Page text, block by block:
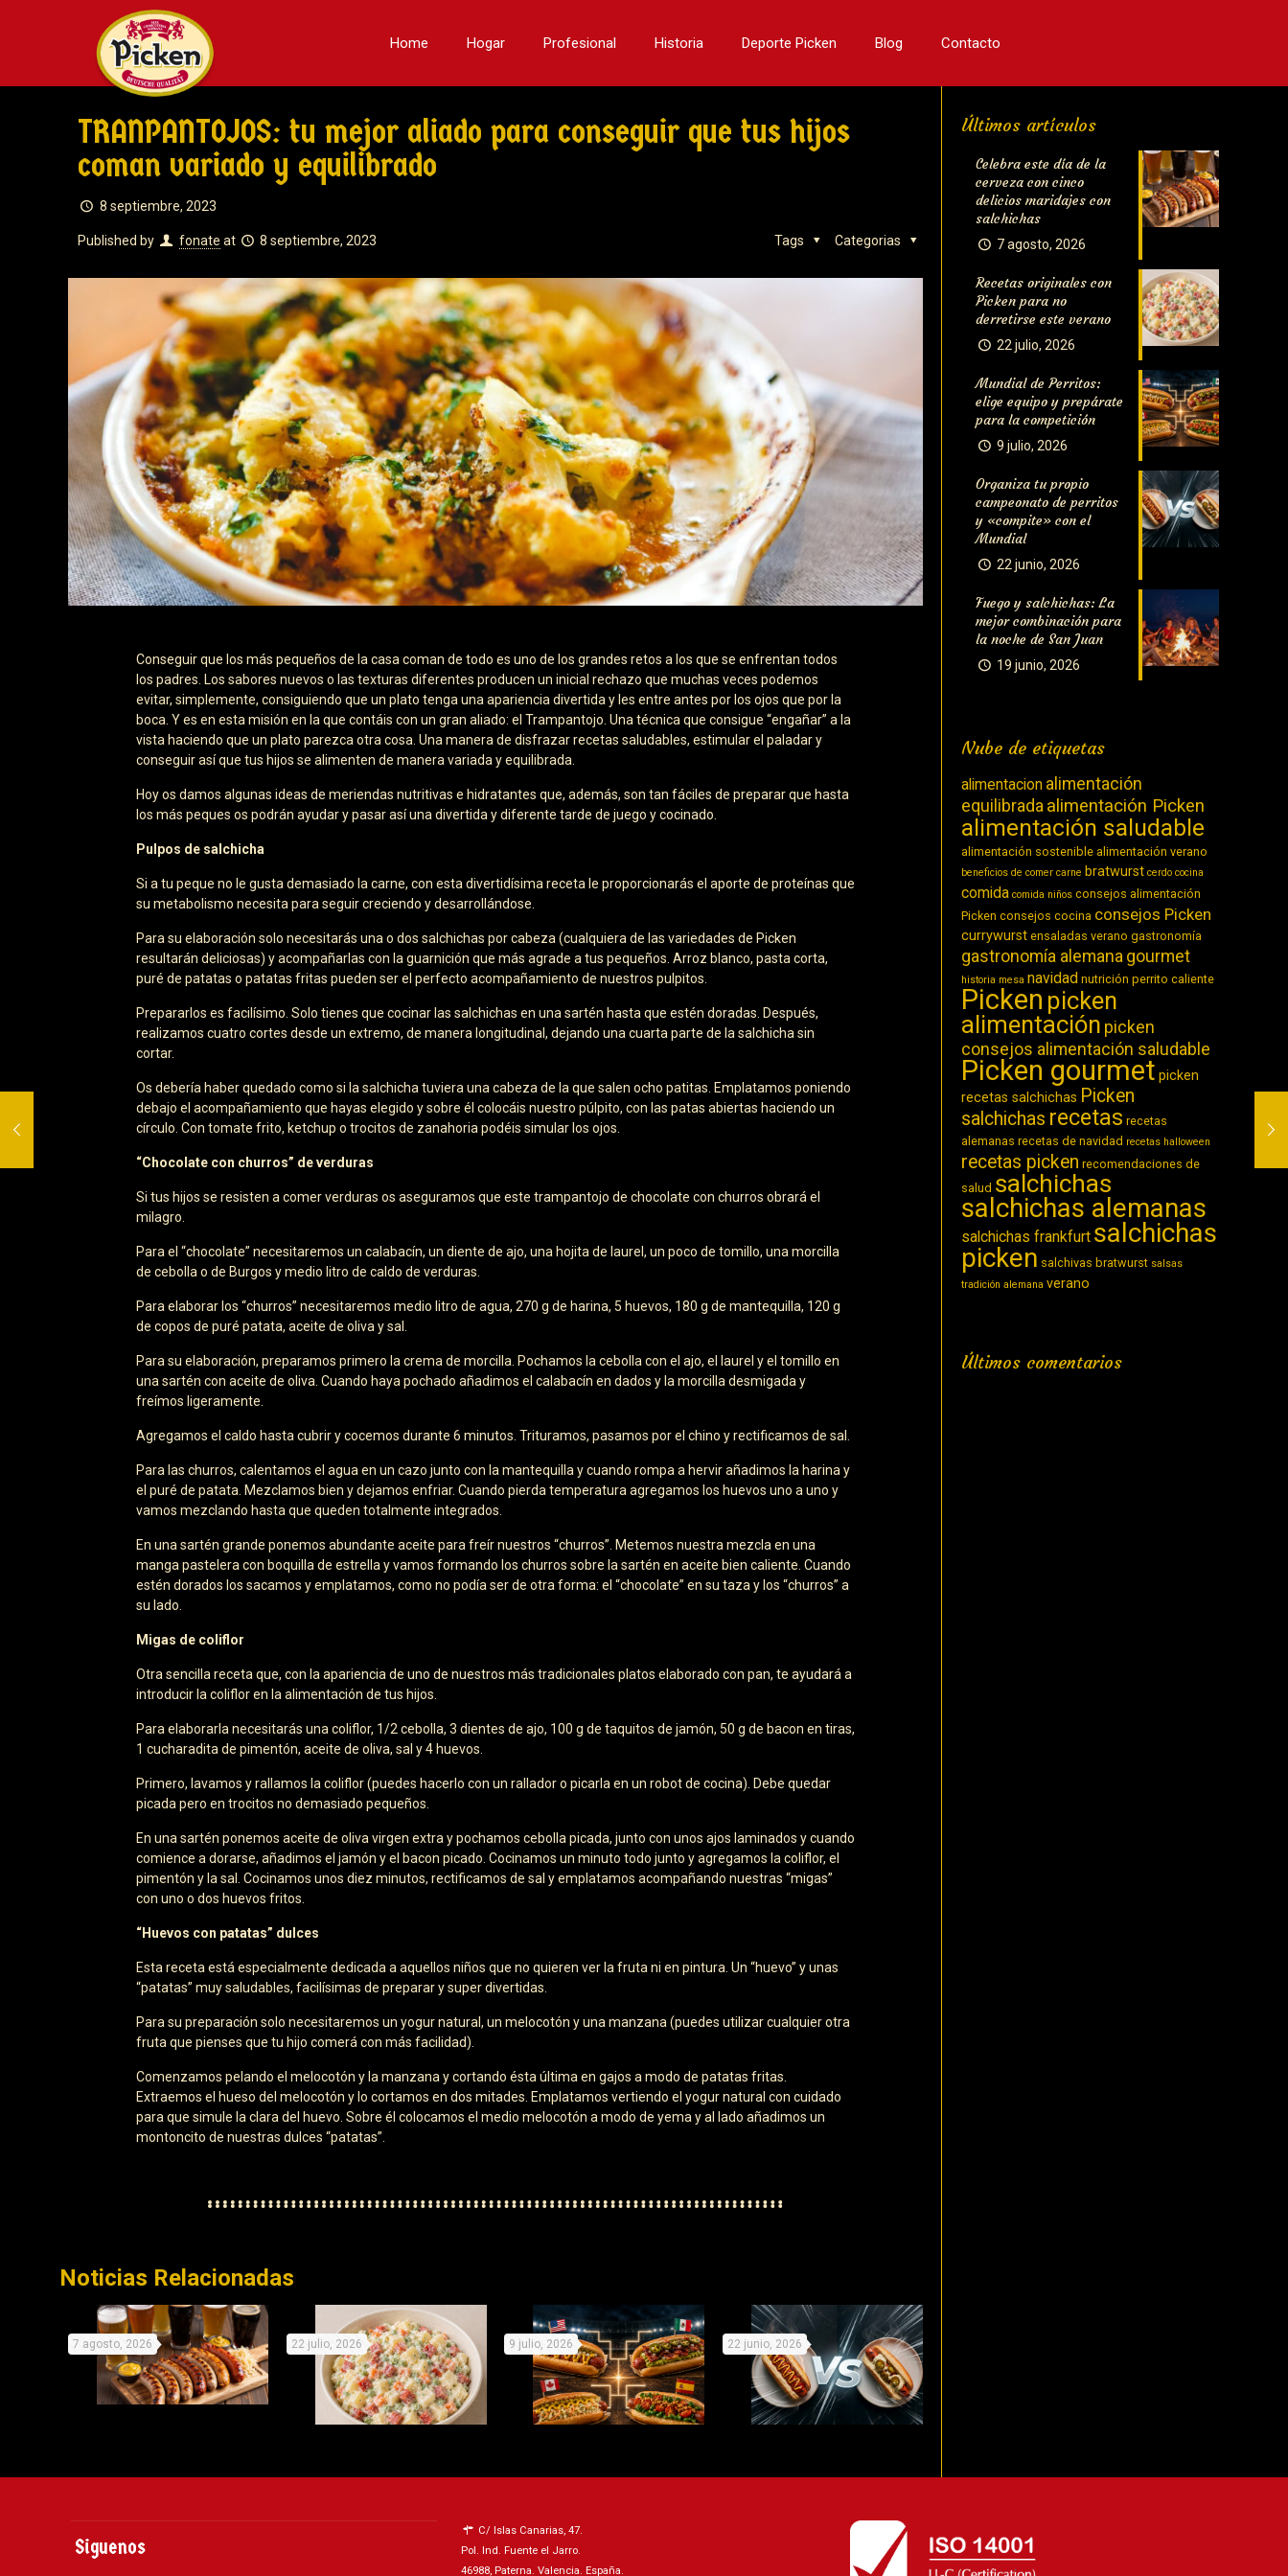
Home Hogar Profesional Historia Deporte Picken Blog Contacto
TRANPANTOJOS: tu mejor aliado para conseguir que tus hijos
coman variado y equilibrado
8 septiembre, 2023
Published by fonate at 8 septiembre, 2023 Categorias
Tags
Conseguir que los más pequeños de la casa coman de todo es uno de los grandes retos a los que se enfrentan todos
los padres. Los sabores nuevos o las texturas diferentes producen un inicial rechazo que muchas veces podemos
evitar, simplemente, consiguiendo que un plato tenga una apariencia divertida y les entre antes por los ojos que por la
boca. Y es en esta misión en la que contáis con un gran aliado: el Trampantojo. Una técnica que consigue “engañar” a la
vista haciendo que un plato parezca otra cosa. Una manera de disfrazar recetas saludables, estimular el paladar y
conseguir así que tus hijos se alimenten de manera variada y equilibrada.
Hoy os damos algunas ideas de meriendas nutritivas e hidratantes que, además, son tan fáciles de preparar que hasta
los más peques os podrán ayudar y pasar así una divertida y diferente tarde de juego y cocinado.
Pulpos de salchicha
Si a tu peque no le gusta demasiado la carne, con esta divertidísima receta le proporcionarás el aporte de proteínas que
su metabolismo necesita para seguir creciendo y desarrollándose.
Para su elaboración solo necesitarás una o dos salchichas por cabeza (cualquiera de las variedades de Picken
resultarán deliciosas) y acompañarlas con la guarnición que más agrade a tus pequeños. Arroz blanco, pasta corta,
puré de patatas o patatas fritas pueden ser el perfecto acompañamiento de nuestros pulpitos.
Prepararlos es facilísimo. Solo tienes que cocinar las salchichas en una sartén hasta que estén doradas. Después,
realizamos cuatro cortes desde un extremo, de manera longitudinal, dejando una cuarta parte de la salchicha sin
cortar.
Os debería haber quedado como si la salchicha tuviera una cabeza de la que salen ocho patitas. Emplatamos poniendo
debajo el acompañamiento que hayas elegido y sobre él colocáis nuestro púlpito, con las patas abiertas haciendo un
círculo. Con tomate frito, ketchup o trocitos de zanahoria podéis simular los ojos.
“Chocolate con churros” de verduras
Si tus hijos se resisten a comer verduras os aseguramos que este trampantojo de chocolate con churros obrará el
milagro.
Para el “chocolate” necesitaremos un calabacín, un diente de ajo, una hojita de laurel, un poco de tomillo, una morcilla
de cebolla o de Burgos y medio litro de caldo de verduras.
Para elaborar los “churros” necesitaremos medio litro de agua, 270 g de harina, 5 huevos, 180 g de mantequilla, 120 g
de copos de puré patata, aceite de oliva y sal.
Para su elaboración, preparamos primero la crema de morcilla. Pochamos la cebolla con el ajo, el laurel y el tomillo en
una sartén con aceite de oliva. Cuando haya pochado añadimos el calabacín en dados y la morcilla desmigada y
freímos ligeramente.
Agregamos el caldo hasta cubrir y cocemos durante 6 minutos. Trituramos, pasamos por el chino y rectificamos de sal.
Para las churros, calentamos el agua en un cazo junto con la mantequilla y cuando rompa a hervir añadimos la harina y
el puré de patata. Mezclamos bien y dejamos enfriar. Cuando pierda temperatura agregamos los huevos uno a uno y
vamos mezclando hasta que queden totalmente integrados.
En una sartén grande ponemos abundante aceite para freír nuestros “churros”. Metemos nuestra mezcla en una
manga pastelera con boquilla de estrella y vamos formando los churros sobre la sartén en aceite bien caliente. Cuando
estén dorados los sacamos y emplatamos, como no podía ser de otra forma: el “chocolate” en su taza y los “churros” a
su lado.
Migas de coliflor
Otra sencilla receta que, con la apariencia de uno de nuestros más tradicionales platos elaborado con pan, te ayudará a
introducir la coliflor en la alimentación de tus hijos.
Para elaborarla necesitarás una coliflor, 1/2 cebolla, 3 dientes de ajo, 100 g de taquitos de jamón, 50 g de bacon en tiras,
1 cucharadita de pimentón, aceite de oliva, sal y 4 huevos.
Primero, lavamos y rallamos la coliflor (puedes hacerlo con un rallador o picarla en un robot de cocina). Debe quedar
picada pero en trocitos no demasiado pequeños.
En una sartén ponemos aceite de oliva virgen extra y pochamos cebolla picada, junto con unos ajos laminados y cuando
comience a dorarse, añadimos el jamón y el bacon picado. Cocinamos un minuto todo junto y agregamos la coliflor, el
pimentón y la sal. Cocinamos unos diez minutos, rectificamos de sal y emplatamos acompañando nuestras “migas”
con uno o dos huevos fritos.
“Huevos con patatas” dulces
Esta receta está especialmente dedicada a aquellos niños que no quieren ver la fruta ni en pintura. Un “huevo” y unas
“patatas” muy saludables, facilísimas de preparar y super divertidas.
Para su preparación solo necesitaremos un yogur natural, un melocotón y una manzana (puedes utilizar cualquier otra
fruta que pienses que tu hijo comerá con más facilidad).
Comenzamos pelando el melocotón y la manzana y cortando ésta última en gajos a modo de patatas fritas.
Extraemos el hueso del melocotón y lo cortamos en dos mitades. Emplatamos vertiendo el yogur natural con cuidado
para que simule la clara del huevo. Sobre él colocamos el medio melocotón a modo de yema y al lado añadimos un
montoncito de nuestras dulces “patatas”.
Noticias Relacionadas
maridajes con salchichas
7 agosto, 2026 22 julio, 2026
competición
9 julio, 2026
«compite» con el Mundial
22 junio, 2026
Últimos artículos
Celebra este día de la
cerveza con cinco
delicios maridajes con
salchichas
7 agosto, 2026
Recetas originales con
Picken para no
derretirse este verano
22 julio, 2026
Mundial de Perritos:
elige equipo y prepárate
para la competición
9 julio, 2026
Organiza tu propio
campeonato de perritos
y «compite» con el
Mundial
22 junio, 2026
Fuego y salchichas: La
mejor combinación para
la noche de San Juan
19 junio, 2026
Nube de etiquetas
alimentacion alimentación
equilibrada alimentación Picken
alimentación saludable
alimentación sostenible alimentación verano
beneficios de comer carne bratwurst cerdo cocina
comida comida niños consejos alimentación
Picken consejos cocina consejos Picken
currywurst ensaladas verano gastronomía
gastronomía alemana gourmet
historia mesa navidad nutrición perrito caliente
Picken picken
alimentación picken
consejos alimentación saludable
Picken gourmet picken
recetas salchichas Picken
salchichas recetas recetas
alemanas recetas de navidad recetas halloween
recetas picken recomendaciones de
salud salchichas
salchichas alemanas
salchichas frankfurt salchichas
picken salchivas bratwurst salsas
tradición alemana verano
Últimos comentarios
Siguenos
C/ Islas Canarias, 47.
Pol. Ind. Fuente el Jarro.
46988, Paterna. Valencia. España.